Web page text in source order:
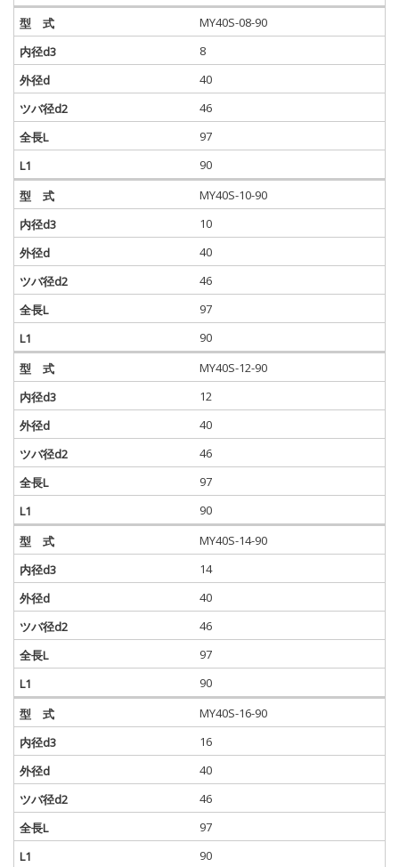
MY40S-08-90
8
40
46
97
90
MY40S-10-90
10
40
46
97
90
MY40S-12-90
12
40
46
97
90
MY40S-14-90
14
40
46
97
90
MY40S-16-90
16
40
46
97
90